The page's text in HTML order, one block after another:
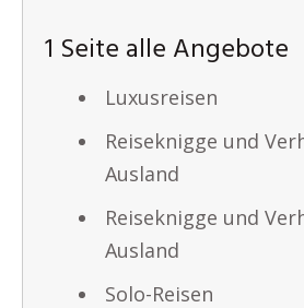
1 Seite alle Angebote
Luxusreisen
Reiseknigge und
Ausland
Reiseknigge und
Ausland
Solo-Reisen